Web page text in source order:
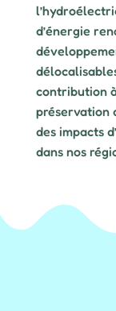
d’énergie
contribution
préservation
des impacts
dans nos